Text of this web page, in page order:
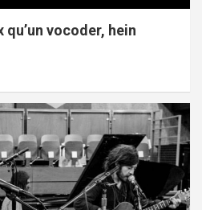
qu’un vocoder, hein